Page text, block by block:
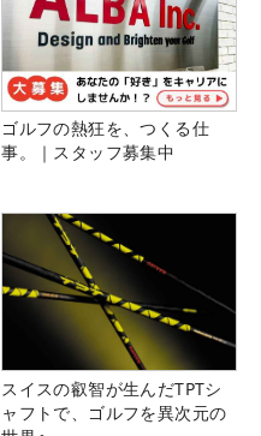
ゴルフの熱狂を、つくる仕
事。｜スタッフ募集中
スイスの叡智が生んだTPTシ
ャフトで、ゴルフを異次元の